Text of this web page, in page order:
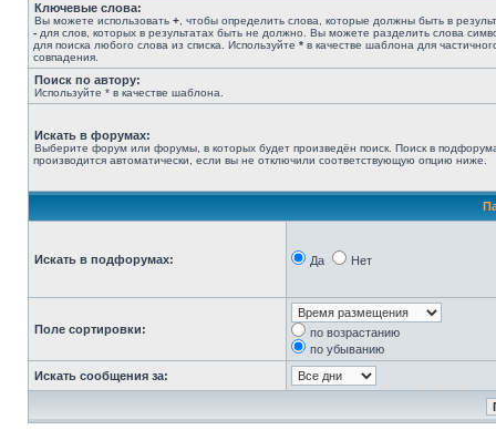
Ключевые слова:
Вы можете использовать + , чтобы определить слова, которые должны быть в
- для слов, которых в результатах быть не должно. Вы можете разделить слова
для поиска любого слова из списка. Используйте * в качестве шаблона для
совпадения.
Поиск по автору:
Используйте * в качестве шаблона.
Искать в форумах:
Выберите форум или форумы, в которых будет произведён поиск. Поиск в
производится автоматически, если вы не отключили соответствующую опцию ниже.
Искать в подфорумах: Да Нет
Поле сортировки:
по возрастанию
по убыванию
Искать сообщения за: